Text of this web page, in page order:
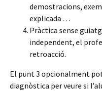
demostracions,
explicada …
Pràctica sense
independent, el
retroacció.
El punt 3 opcionalment
diagnòstica per veure si